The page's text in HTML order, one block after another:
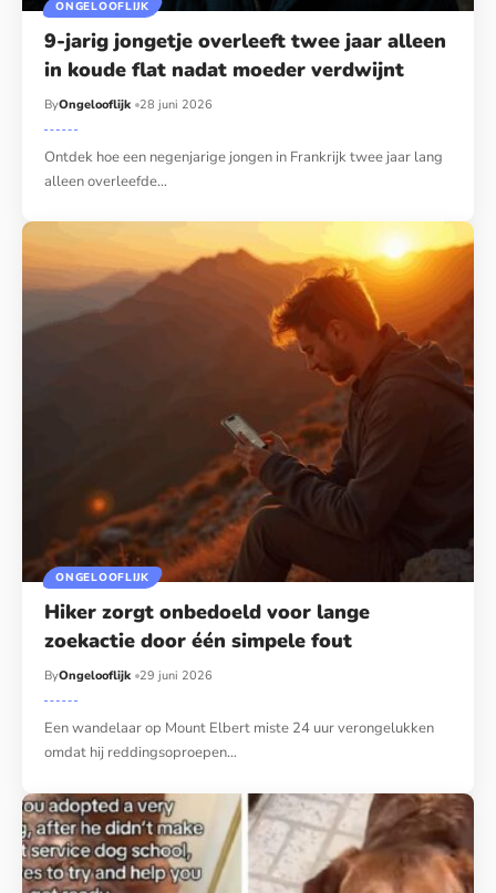
ONGELOOFLIJK
9-jarig jongetje overleeft twee jaar alleen
in koude flat nadat moeder verdwijnt
ByOngelooflijk 28 juni 2026
Ontdek hoe een negenjarige jongen in Frankrijk twee jaar lang
alleen overleefde…
ONGELOOFLIJK
Hiker zorgt onbedoeld voor lange
zoekactie door één simpele fout
ByOngelooflijk 29 juni 2026
Een wandelaar op Mount Elbert miste 24 uur verongelukken
omdat hij reddingsoproepen…